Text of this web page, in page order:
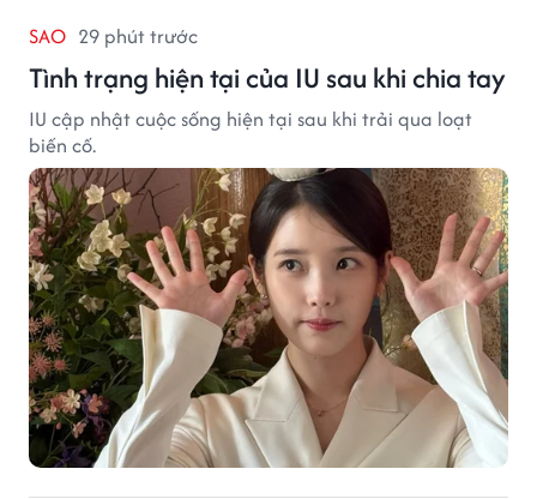
SAO 29 phút trước
Tình trạng hiện tại của IU sau khi chia tay
IU cập nhật cuộc sống hiện tại sau khi trải qua loạt
biến cố.